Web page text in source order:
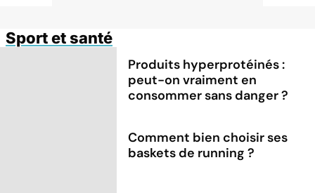
Sport et santé
Produits hyperprotéinés :
peut-on vraiment en
consommer sans danger ?
Comment bien choisir ses
baskets de running ?